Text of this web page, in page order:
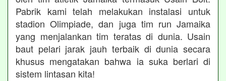
Pabrik kami telah melakukan instalasi untuk
stadion Olimpiade, dan juga tim run Jamaika
yang menjalankan tim teratas di dunia. Usain
baut pelari jarak jauh terbaik di dunia secara
khusus mengatakan bahwa ia suka berlari di
sistem lintasan kita!